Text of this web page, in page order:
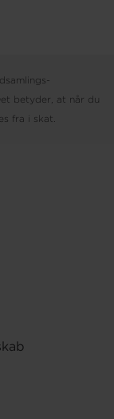
betyder, at når du
fra i skat.